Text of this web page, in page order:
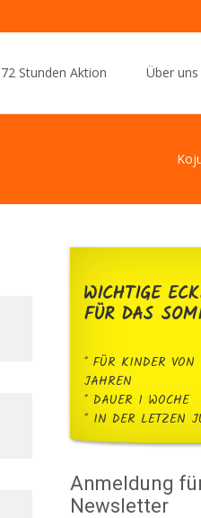
Stunden Aktion Über uns
WICHTIGE
FÜR DAS
* FÜR KINDER VON
JAHREN
* DAUER 1 WOCHE
* IN DER LETZEN
Anmeldung
Newsletter